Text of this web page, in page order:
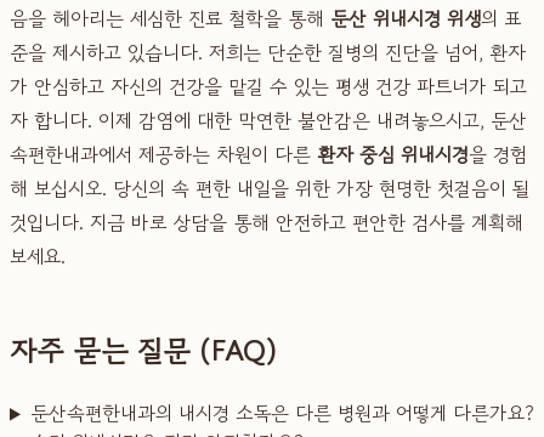
음을 헤아리는 세심한 진료 철학을 통해 둔산 위내시경 위생의 표
준을 제시하고 있습니다. 저희는 단순한 질병의 진단을 넘어, 환자
가 안심하고 자신의 건강을 맡길 수 있는 평생 건강 파트너가 되고
자 합니다. 이제 감염에 대한 막연한 불안감은 내려놓으시고, 둔산
속편한내과에서 제공하는 차원이 다른 환자 중심 위내시경을 경험
해 보십시오. 당신의 속 편한 내일을 위한 가장 현명한 첫걸음이 될
것입니다. 지금 바로 상담을 통해 안전하고 편안한 검사를 계획해
보세요.
자주 묻는 질문 (FAQ)
둔산속편한내과의 내시경 소독은 다른 병원과 어떻게 다른가요?